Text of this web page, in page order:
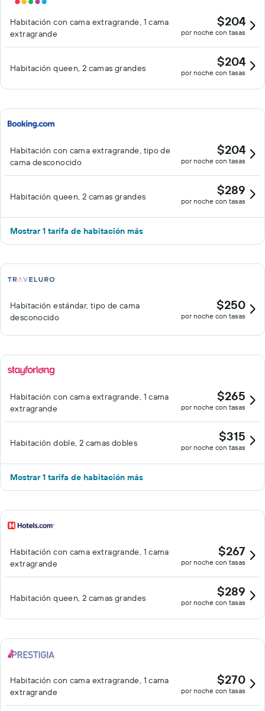
Habitación con cama extragrande, 1 cama
extragrande
$204
por noche con tasas
Habitación queen, 2 camas grandes $204
por noche con tasas
Habitación con cama extragrande, tipo de
cama desconocido
$204
por noche con tasas
Habitación queen, 2 camas grandes $289
por noche con tasas
Mostrar 1 tarifa de habitación más
Habitación estándar, tipo de cama
desconocido
$250
por noche con tasas
Habitación con cama extragrande, 1 cama
extragrande
$265
por noche con tasas
Habitación doble, 2 camas dobles $315
por noche con tasas
Mostrar 1 tarifa de habitación más
Habitación con cama extragrande, 1 cama
extragrande
$267
por noche con tasas
Habitación queen, 2 camas grandes $289
por noche con tasas
Habitación con cama extragrande, 1 cama
extragrande
$270
por noche con tasas